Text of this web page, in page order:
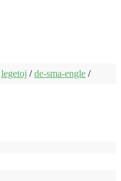
legetoj /de-sma-engle /